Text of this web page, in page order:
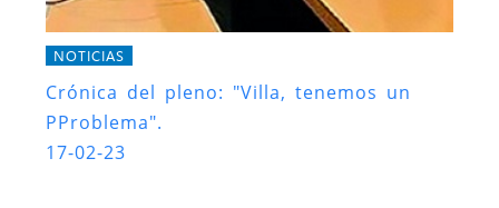
NOTICIAS
Crónica del pleno: "Villa, tenemos un
PProblema".
17-02-23